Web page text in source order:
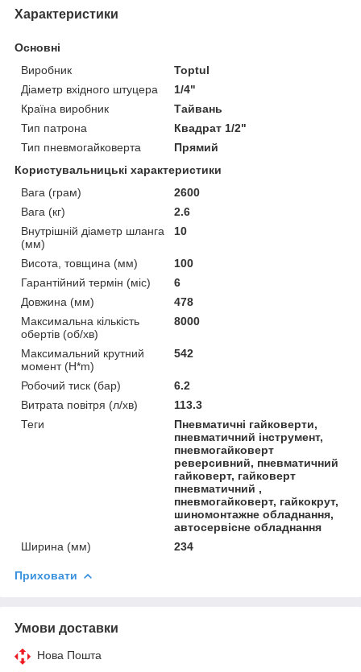
Характеристики
Основні
Виробник
Toptul
Діаметр вхідного штуцера
1/4"
Країна виробник
Тайвань
Тип патрона
Квадрат 1/2"
Тип пневмогайковерта
Прямий
Користувальницькі характеристики
Вага (грам)
2600
Вага (кг)
2.6
Внутрішній діаметр шланга
(мм)
10
Висота, товщина (мм)
100
Гарантійний термін (міс)
6
Довжина (мм)
478
Максимальна кількість
обертів (об/хв)
8000
Максимальний крутний
момент (H*m)
542
Робочий тиск (бар)
6.2
Витрата повітря (л/хв)
113.3
Теги
Пневматичні гайковерти,
пневматичний інструмент,
пневмогайковерт
реверсивний, пневматичний
гайковерт, гайковерт
пневматичний ,
пневмогайковерт, гайкокрут,
шиномонтажне обладнання,
автосервісне обладнання
Ширина (мм)
234
Приховати
Умови доставки
Нова Пошта